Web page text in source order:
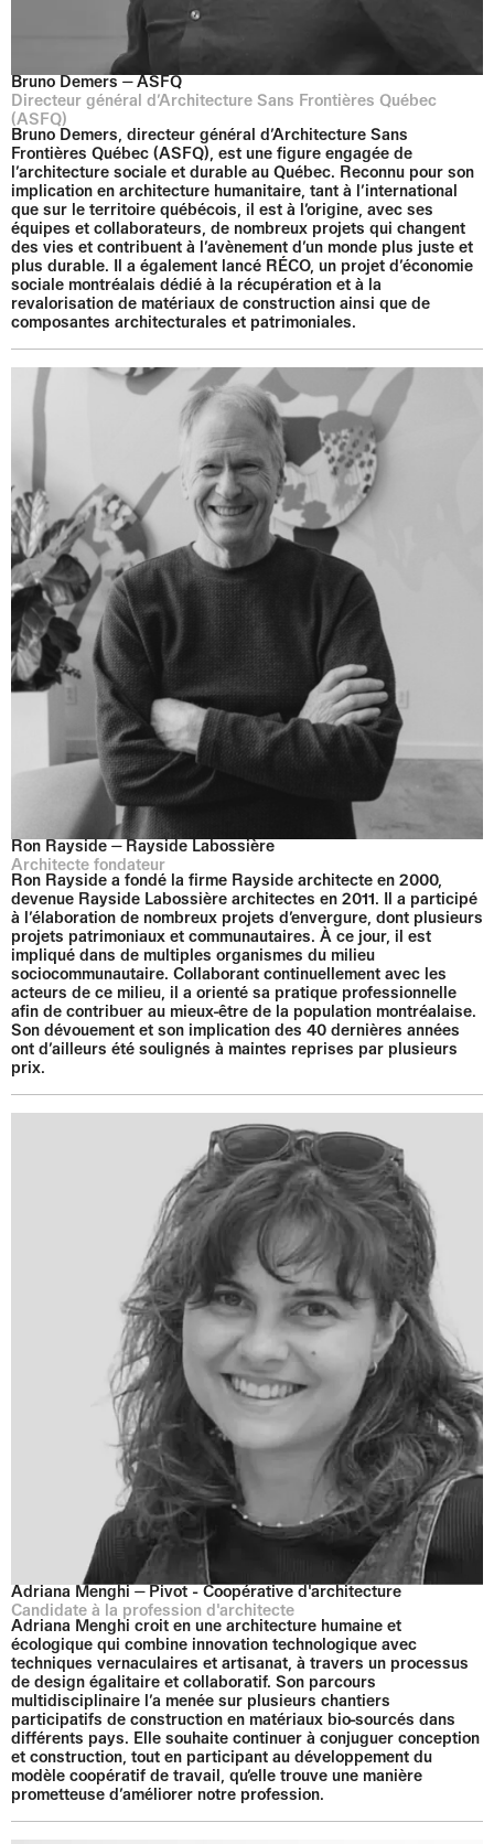
Bruno Demers ⏤ ASFQ
Directeur général d’Architecture Sans Frontières Québec
(ASFQ)
Bruno Demers, directeur général d’Architecture Sans
Frontières Québec (ASFQ), est une figure engagée de
l’architecture sociale et durable au Québec. Reconnu pour son
implication en architecture humanitaire, tant à l’international
que sur le territoire québécois, il est à l’origine, avec ses
équipes et collaborateurs, de nombreux projets qui changent
des vies et contribuent à l’avènement d’un monde plus juste et
plus durable. Il a également lancé RÉCO, un projet d’économie
sociale montréalais dédié à la récupération et à la
revalorisation de matériaux de construction ainsi que de
composantes architecturales et patrimoniales.
Ron Rayside ⏤ Rayside Labossière
Architecte fondateur
Ron Rayside a fondé la firme Rayside architecte en 2000,
devenue Rayside Labossière architectes en 2011. Il a participé
à l’élaboration de nombreux projets d’envergure, dont plusieurs
projets patrimoniaux et communautaires. À ce jour, il est
impliqué dans de multiples organismes du milieu
sociocommunautaire. Collaborant continuellement avec les
acteurs de ce milieu, il a orienté sa pratique professionnelle
afin de contribuer au mieux-être de la population montréalaise.
Son dévouement et son implication des 40 dernières années
ont d’ailleurs été soulignés à maintes reprises par plusieurs
prix.
Adriana Menghi ⏤ Pivot - Coopérative d'architecture
Candidate à la profession d'architecte
Adriana Menghi croit en une architecture humaine et
écologique qui combine innovation technologique avec
techniques vernaculaires et artisanat, à travers un processus
de design égalitaire et collaboratif. Son parcours
multidisciplinaire l’a menée sur plusieurs chantiers
participatifs de construction en matériaux bio-sourcés dans
différents pays. Elle souhaite continuer à conjuguer conception
et construction, tout en participant au développement du
modèle coopératif de travail, qu’elle trouve une manière
prometteuse d’améliorer notre profession.